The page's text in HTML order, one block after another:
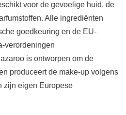
voor de gevoelige huid, de
Alle ingrediënten
goedkeuring en de EU-
verordeningen
is ontworpen om de
produceert de make-up volgens
zijn eigen Europese